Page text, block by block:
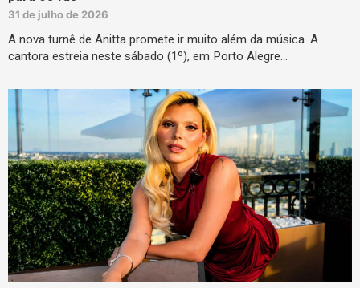
31 de julho de 2026
A nova turnê de Anitta promete ir muito além da música. A
cantora estreia neste sábado (1º), em Porto Alegre…